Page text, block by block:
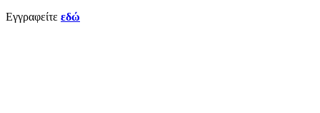
Εγγραφείτε εδώ